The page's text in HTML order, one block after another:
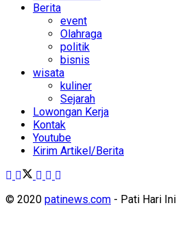
Berita
event
Olahraga
politik
bisnis
wisata
kuliner
Sejarah
Lowongan Kerja
Kontak
Youtube
Kirim Artikel/Berita
© 2020 patinews.com - Pati Hari Ini